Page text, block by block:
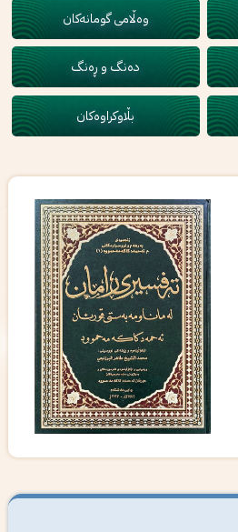
وەڵامی گومانەکان
دەنگ و ڕەنگ
بڵاوکراوەکان